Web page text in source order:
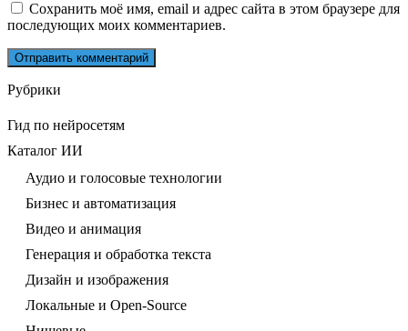
Сохранить моё имя, email и адрес сайта в этом браузере для
последующих моих комментариев.
Рубрики
Гид по нейросетям
Каталог ИИ
Аудио и голосовые технологии
Бизнес и автоматизация
Видео и анимация
Генерация и обработка текста
Дизайн и изображения
Локальные и Open-Source